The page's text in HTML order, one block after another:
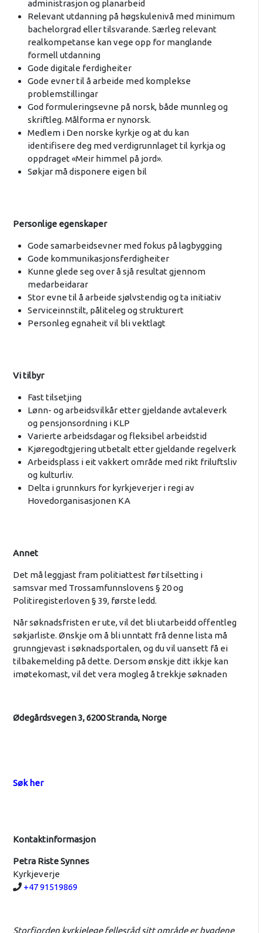
administrasjon og planarbeid
Relevant utdanning på høgskulenivå med minimum
bachelorgrad eller tilsvarande. Særleg relevant
realkompetanse kan vege opp for manglande
formell utdanning
Gode digitale ferdigheiter
Gode evner til å arbeide med komplekse
problemstillingar
God formuleringsevne på norsk, både munnleg og
skriftleg. Målforma er nynorsk.
Medlem i Den norske kyrkje og at du kan
identifisere deg med verdigrunnlaget til kyrkja og
oppdraget «Meir himmel på jord».
Søkjar må disponere eigen bil
Personlige egenskaper
Gode samarbeidsevner med fokus på lagbygging
Gode kommunikasjonsferdigheiter
Kunne glede seg over å sjå resultat gjennom
medarbeidarar
Stor evne til å arbeide sjølvstendig og ta initiativ
Serviceinnstilt, påliteleg og strukturert
Personleg egnaheit vil bli vektlagt
Vi tilbyr
Fast tilsetjing
Lønn- og arbeidsvilkår etter gjeldande avtaleverk
og pensjonsordning i KLP
Varierte arbeidsdagar og fleksibel arbeidstid
Kjøregodtgjering utbetalt etter gjeldande regelverk
Arbeidsplass i eit vakkert område med rikt friluftsliv
og kulturliv.
Delta i grunnkurs for kyrkjeverjer i regi av
Hovedorganisasjonen KA
Annet
Det må leggjast fram politiattest før tilsetting i
samsvar med Trossamfunnslovens § 20 og
Politiregisterloven § 39, første ledd.
Når søknadsfristen er ute, vil det bli utarbeidd offentleg
søkjarliste. Ønskje om å bli unntatt frå denne lista må
grunngjevast i søknadsportalen, og du vil uansett få ei
tilbakemelding på dette. Dersom ønskje ditt ikkje kan
imøtekomast, vil det vera mogleg å trekkje søknaden
Ødegårdsvegen 3, 6200 Stranda, Norge
Søk her
Kontaktinformasjon
Petra Riste Synnes
Kyrkjeverje
Telefon:
+47 91519869
Storfjorden kyrkjelege fellesråd sitt område er bygdene